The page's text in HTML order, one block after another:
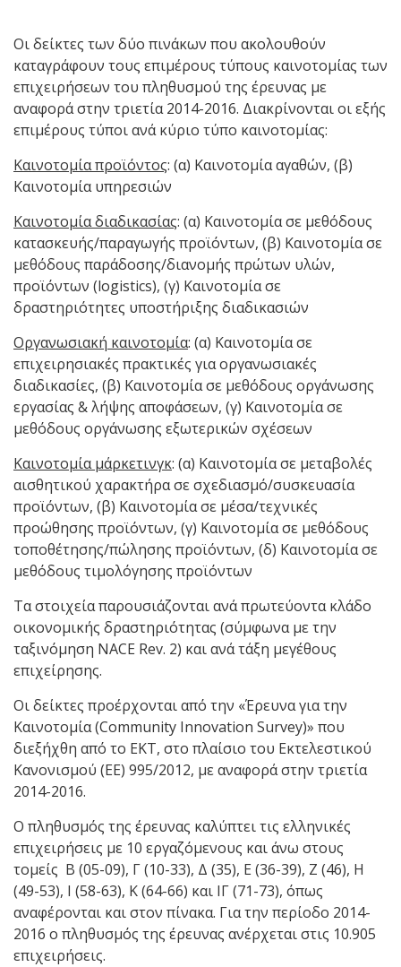
Οι δείκτες των δύο πινάκων που ακολουθούν
καταγράφουν τους επιμέρους τύπους καινοτομίας των
επιχειρήσεων του πληθυσμού της έρευνας με
αναφορά στην τριετία 2014-2016. Διακρίνονται οι εξής
επιμέρους τύποι ανά κύριο τύπο καινοτομίας:
Καινοτομία προϊόντος: (α) Καινοτομία αγαθών, (β)
Καινοτομία υπηρεσιών
Καινοτομία διαδικασίας: (α) Καινοτομία σε μεθόδους
κατασκευής/παραγωγής προϊόντων, (β) Καινοτομία σε
μεθόδους παράδοσης/διανομής πρώτων υλών,
προϊόντων (logistics), (γ) Καινοτομία σε
δραστηριότητες υποστήριξης διαδικασιών
Οργανωσιακή καινοτομία: (α) Καινοτομία σε
επιχειρησιακές πρακτικές για οργανωσιακές
διαδικασίες, (β) Καινοτομία σε μεθόδους οργάνωσης
εργασίας & λήψης αποφάσεων, (γ) Καινοτομία σε
μεθόδους οργάνωσης εξωτερικών σχέσεων
Καινοτομία μάρκετινγκ: (α) Καινοτομία σε μεταβολές
αισθητικού χαρακτήρα σε σχεδιασμό/συσκευασία
προϊόντων, (β) Καινοτομία σε μέσα/τεχνικές
προώθησης προϊόντων, (γ) Καινοτομία σε μεθόδους
τοποθέτησης/πώλησης προϊόντων, (δ) Καινοτομία σε
μεθόδους τιμολόγησης προϊόντων
Τα στοιχεία παρουσιάζονται ανά πρωτεύοντα κλάδο
οικονομικής δραστηριότητας (σύμφωνα με την
ταξινόμηση NACE Rev. 2) και ανά τάξη μεγέθους
επιχείρησης.
Οι δείκτες προέρχονται από την «Έρευνα για την
Καινοτομία (Community Innovation Survey)» που
διεξήχθη από το ΕΚΤ, στο πλαίσιο του Εκτελεστικού
Κανονισμού (ΕΕ) 995/2012, με αναφορά στην τριετία
2014-2016.
Ο πληθυσμός της έρευνας καλύπτει τις ελληνικές
επιχειρήσεις με 10 εργαζόμενους και άνω στους
τομείς Β (05-09), Γ (10-33), Δ (35), Ε (36-39), Ζ (46), Η
(49-53), Ι (58-63), Κ (64-66) και ΙΓ (71-73), όπως
αναφέρονται και στον πίνακα. Για την περίοδο 2014-
2016 ο πληθυσμός της έρευνας ανέρχεται στις 10.905
επιχειρήσεις.